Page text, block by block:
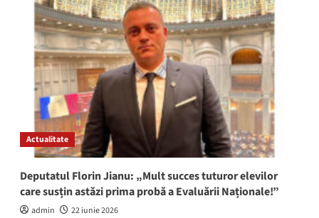
pentru
primarul
Cristian
Radu:
Judecătorii
amână
pronunțarea
în
dosarul
prin
care
edilul
reîntoarcerea
pe
funcție
Actualitate
Deputatul Florin Jianu: „Mult succes tuturor elevilor
care susțin astăzi prima probă a Evaluării Naționale!”
admin
22 iunie 2026